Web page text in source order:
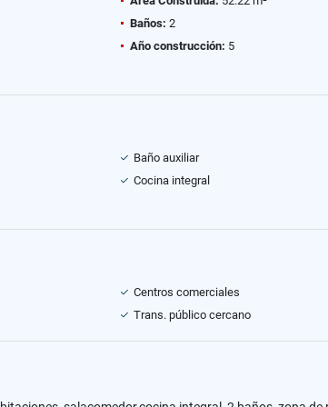
Baños: 2
Año construcción: 5
Baño auxiliar
Cocina integral
Centros comerciales
Trans. público cercano